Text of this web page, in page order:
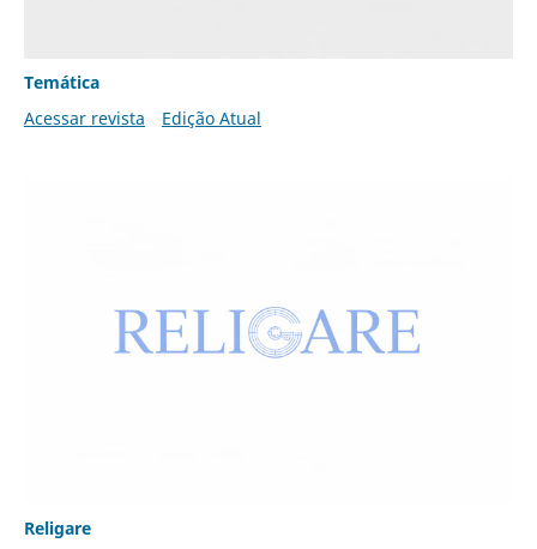
Temática
Acessar revista
Edição Atual
Religare